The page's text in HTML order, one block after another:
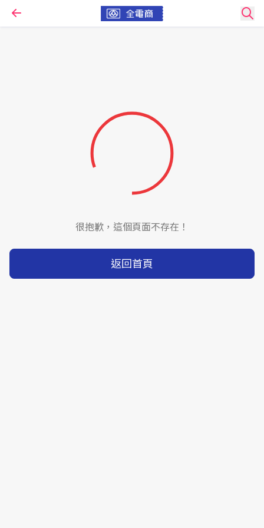
很抱歉，這個頁面不存在！
返回首頁